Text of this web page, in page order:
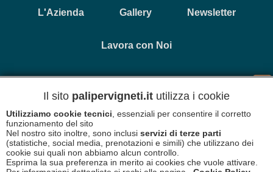
L'Azienda Gallery Newsletter
Lavora con Noi
Copyright © 2026 Primavera Prefabbricati - P.Iva 0035232 069
Il sito palipervigneti.it utilizza i cookie
Utilizziamo cookie tecnici , essenziali per consentire il corretto
funzionamento del sito
Nel nostro sito inoltre, sono inclusi servizi di terze parti
(statistiche, social media, prenotazioni e simili) che utilizzano dei
cookie sui quali non abbiamo alcun controllo.
Esprima la sua preferenza in merito ai cookies che vuole attivare.